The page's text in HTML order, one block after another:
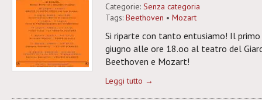
Categorie: Senza categoria
Tags: Beethoven • Mozart
Si riparte con tanto entusiamo! Il primo
giugno alle ore 18.oo al teatro del
Beethoven e Mozart!
Leggi tutto →